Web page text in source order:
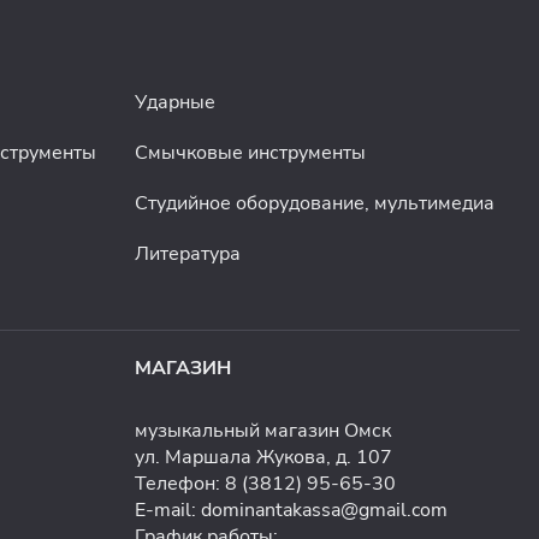
Ударные
Смычковые инструменты
Студийное оборудование, мультимедиа
Литература
МАГАЗИН
музыкальный магазин Омск
ул. Маршала Жукова, д. 107
Телефон: 8 (3812) 95-65-30
E-mail: dominantakassa@gmail.com